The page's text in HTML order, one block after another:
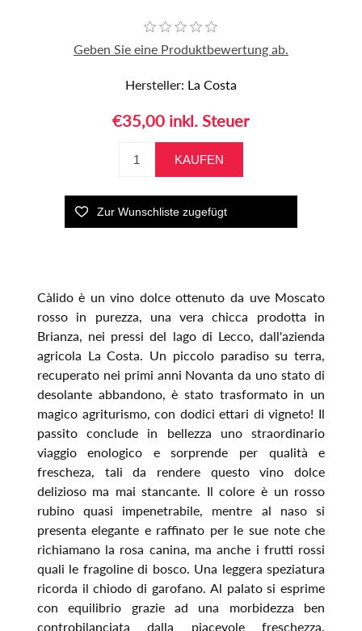
Geben Sie eine Produktbewertung ab.
Hersteller: La Costa
€35,00 inkl. Steuer
Càlido è un vino dolce ottenuto da uve Moscato
rosso in purezza, una vera chicca prodotta in
Brianza, nei pressi del lago di Lecco, dall'azienda
agricola La Costa. Un piccolo paradiso su terra,
recuperato nei primi anni Novanta da uno stato di
desolante abbandono, è stato trasformato in un
magico agriturismo, con dodici ettari di vigneto! Il
passito conclude in bellezza uno straordinario
viaggio enologico e sorprende per qualità e
frescheza, tali da rendere questo vino dolce
delizioso ma mai stancante. Il colore è un rosso
rubino quasi impenetrabile, mentre al naso si
presenta elegante e raffinato per le sue note che
richiamano la rosa canina, ma anche i frutti rossi
quali le fragoline di bosco. Una leggera speziatura
ricorda il chiodo di garofano. Al palato si esprime
con equilibrio grazie ad una morbidezza ben
controbilanciata dalla piacevole freschezza.